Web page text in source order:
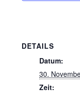
DETAILS
Datum:
30.
Zeit: